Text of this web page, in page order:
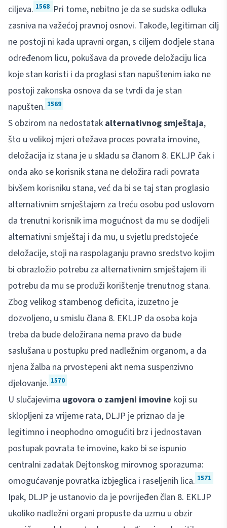
ciljeva. 1568 Pri tome, nebitno je da se sudska odluka
zasniva na važećoj pravnoj osnovi. Takođe, legitiman cilj
ne postoji ni kada upravni organ, s ciljem dodjele stana
određenom licu, pokušava da provede deložaciju lica
koje stan koristi i da proglasi stan napuštenim iako ne
postoji zakonska osnova da se tvrdi da je stan
napušten. 1569
S obzirom na nedostatak alternativnog smještaja,
što u velikoj mjeri otežava proces povrata imovine,
deložacija iz stana je u skladu sa članom 8. EKLJP čak i
onda ako se korisnik stana ne deložira radi povrata
bivšem korisniku stana, već da bi se taj stan proglasio
alternativnim smještajem za treću osobu pod uslovom
da trenutni korisnik ima mogućnost da mu se dodijeli
alternativni smještaj i da mu, u svjetlu predstojeće
deložacije, stoji na raspolaganju pravno sredstvo kojim
bi obrazložio potrebu za alternativnim smještajem ili
potrebu da mu se produži korištenje trenutnog stana.
Zbog velikog stambenog deficita, izuzetno je
dozvoljeno, u smislu člana 8. EKLJP da osoba koja
treba da bude deložirana nema pravo da bude
saslušana u postupku pred nadležnim organom, a da
njena žalba na prvostepeni akt nema suspenzivno
djelovanje. 1570
U slučajevima ugovora o zamjeni imovine koji su
sklopljeni za vrijeme rata, DLJP je priznao da je
legitimno i neophodno omogućiti brz i jednostavan
postupak povrata te imovine, kako bi se ispunio
centralni zadatak Dejtonskog mirovnog sporazuma:
omogućavanje povratka izbjeglica i raseljenih lica. 1571
Ipak, DLJP je ustanovio da je povrijeđen član 8. EKLJP
ukoliko nadležni organi propuste da uzmu u obzir